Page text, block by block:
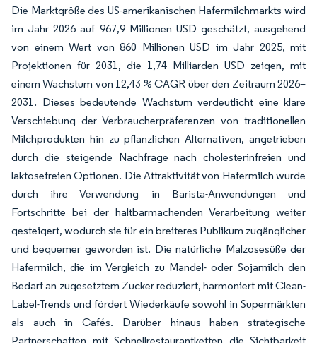
Die Marktgröße des US-amerikanischen Hafermilchmarkts wird
im Jahr 2026 auf 967,9 Millionen USD geschätzt, ausgehend
von einem Wert von 860 Millionen USD im Jahr 2025, mit
Projektionen für 2031, die 1,74 Milliarden USD zeigen, mit
einem Wachstum von 12,43 % CAGR über den Zeitraum 2026–
2031. Dieses bedeutende Wachstum verdeutlicht eine klare
Verschiebung der Verbraucherpräferenzen von traditionellen
Milchprodukten hin zu pflanzlichen Alternativen, angetrieben
durch die steigende Nachfrage nach cholesterinfreien und
laktosefreien Optionen. Die Attraktivität von Hafermilch wurde
durch ihre Verwendung in Barista-Anwendungen und
Fortschritte bei der haltbarmachenden Verarbeitung weiter
gesteigert, wodurch sie für ein breiteres Publikum zugänglicher
und bequemer geworden ist. Die natürliche Malzosesüße der
Hafermilch, die im Vergleich zu Mandel- oder Sojamilch den
Bedarf an zugesetztem Zucker reduziert, harmoniert mit Clean-
Label-Trends und fördert Wiederkäufe sowohl in Supermärkten
als auch in Cafés. Darüber hinaus haben strategische